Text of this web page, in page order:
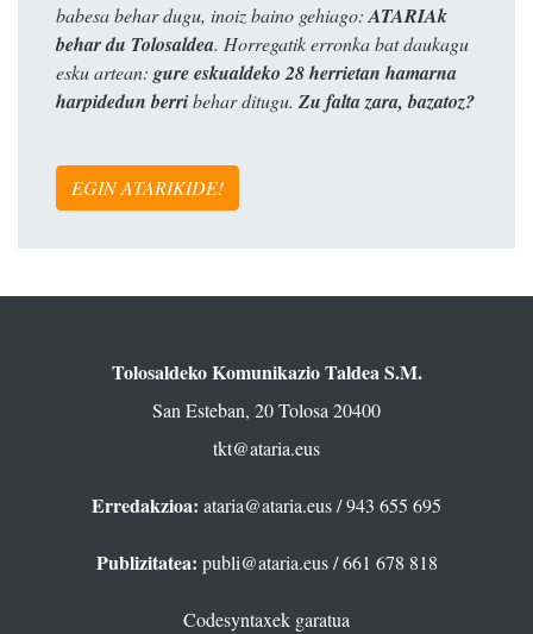
babesa behar dugu, inoiz baino gehiago: ATARIAk
behar du Tolosaldea. Horregatik erronka bat daukagu
esku artean: gure eskualdeko 28 herrietan hamarna
harpidedun berribehar ditugu. Zu falta zara, bazatoz?
EGIN ATARIKIDE!
Tolosaldeko Komunikazio Taldea S.M.
San Esteban, 20 Tolosa 20400
tkt@ataria.eus
Erredakzioa: ataria@ataria.eus/ 943 655 695
Publizitatea: publi@ataria.eus/ 661 678 818
Codesyntaxek garatua